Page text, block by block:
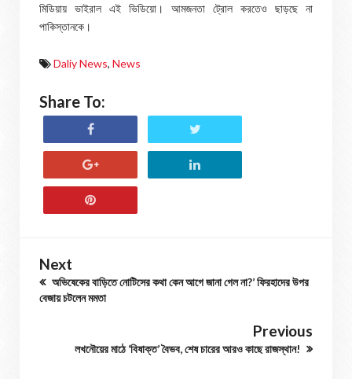
মিডিয়ায় ভাইরাল এই ভিডিয়ো। আমজনতা ট্রোল করতেও ছাড়ছে না
পাকিস্তানকে।
Daliy News, News
Share To:
Next
অভিষেকের বাড়িতে নোটিসের কথা কেন আগে জানা গেল না?’ ফিরহাদের উপর
বেজায় চটলেন মমতা
Previous
লখনৌয়ের মাঠে ‘বিষাক্ত’ বৈভব, শেষ চারের আরও কাছে রাজস্থান!